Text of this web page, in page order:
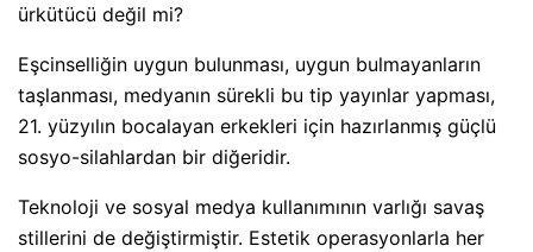
ürkütücü değil mi?
Eşcinselliğin uygun bulunması, uygun bulmayanların
taşlanması, medyanın sürekli bu tip yayınlar yapması,
21. yüzyılın bocalayan erkekleri için hazırlanmış güçlü
sosyo-silahlardan bir diğeridir.
Teknoloji ve sosyal medya kullanımının varlığı savaş
stillerini de değiştirmiştir. Estetik operasyonlarla her